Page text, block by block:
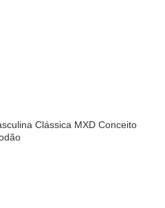
Clássica MXD Conceito